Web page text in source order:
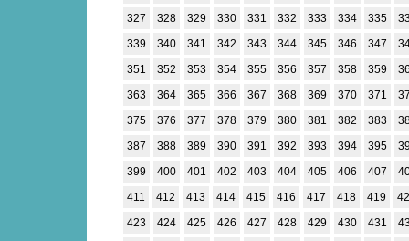
327
328 329 330 331 332 333 334 335
339
340 341 342 343 344 345 346 347
351
352 353 354 355 356 357 358 359
363
364 365 366 367 368 369 370 371
375
376 377 378 379 380 381 382 383
387
388 389 390 391 392 393 394 395
399
400 401 402 403 404 405 406 407
411
412 413 414 415 416 417 418 419
423
424 425 426 427 428 429 430 431